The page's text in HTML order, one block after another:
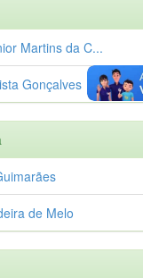
Martins da C...
Gonçalves
de Melo